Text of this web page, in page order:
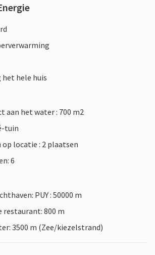
hele huis
aan het water : 700 m2
tuin
locatie : 2 plaatsen
6
PUY : 50000 m
800 m
3500 m (Zee/kiezelstrand)